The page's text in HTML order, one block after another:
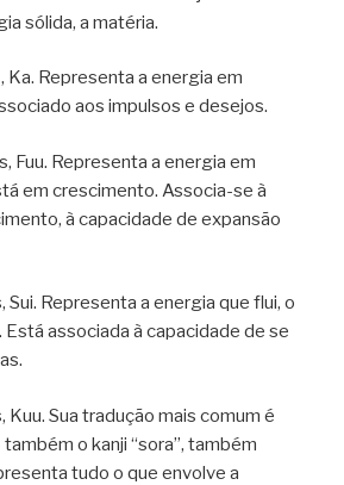
sólida, a matéria.
Ka. Representa a energia em
aos impulsos e desejos.
Fuu. Representa a energia em
em crescimento. Associa-se à
à capacidade de expansão
Sui. Representa a energia que flui, o
associada à capacidade de se
Kuu. Sua tradução mais comum é
também o kanji “sora”, também
tudo o que envolve a